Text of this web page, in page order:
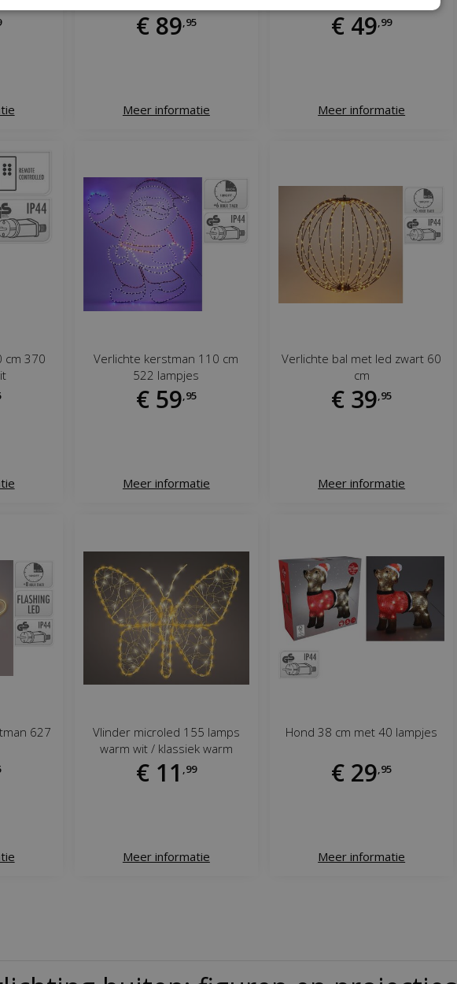
€ 89 95
Meer informatie
€ 49 99
Meer informatie
cm 370
Verlichte kerstman 110 cm
522 lampjes
€ 59 95
Meer informatie
Verlichte bal met led zwart 60
cm
€ 39 95
Meer informatie
627
Vlinder microled 155 lamps
warm wit / klassiek warm
€ 11 99
Meer informatie
Hond 38 cm met 40 lampjes
€ 29 95
Meer informatie